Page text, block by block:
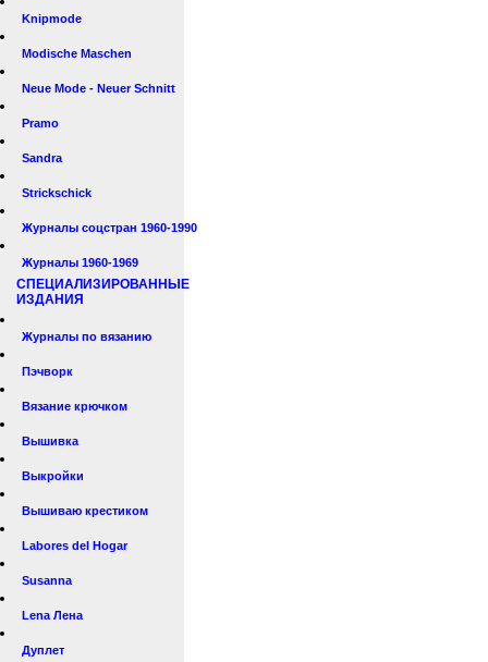
Knipmode
Modische Maschen
Neue Mode - Neuer Schnitt
Pramo
Sandra
Strickschick
Журналы соцстран 1960-1990
Журналы 1960-1969
СПЕЦИАЛИЗИРОВАННЫЕ
ИЗДАНИЯ
Журналы по вязанию
Пэчворк
Вязание крючком
Вышивка
Выкройки
Вышиваю крестиком
Labores del Hogar
Susanna
Lena Лена
Дуплет